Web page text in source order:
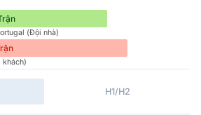
(Đội nhà)
khách)
H1/H2